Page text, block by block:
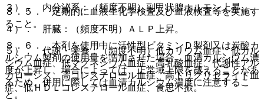
８．５． 定期的に血液生化学検査及び血液検査等を実施す
ること。
８．６． 本剤を使用中に活性型ビタミンＤ製剤又は炭酸カ
ルシウム製剤の使用量を増加させた場合、血清カルシウム濃
度が上昇し、場合によっては、正常域上限を越えることがあ
るため、併用に際しては血清カルシウム濃度に注意するこ
と。
３）． 内分泌系：（頻度不明）副甲状腺ホルモン上昇。
４）． 肝臓：（頻度不明）ＡＬＰ上昇。
５）． 代謝・栄養：（頻度不明）低カリウム血症、低カル
シウム血症、低マグネシウム血症、高乳酸血症、代謝性アル
カローシス、高コレステロール血症、高トリグリセライド血
症、低ＨＤＬコレステロール血症、食思不振。